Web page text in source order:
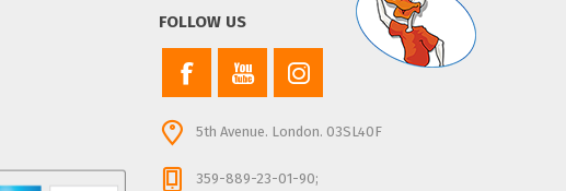
FOLLOW US
5th Avenue. London. 03SL40F
359-889-23-01-90;